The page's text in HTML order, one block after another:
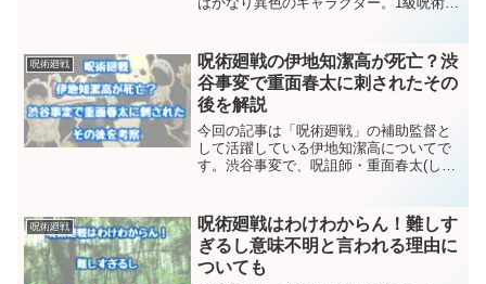
冥冥の術式や強さを解説します。また135
話「渋谷事変52」...
呪術廻戦
呪術廻戦の伊地知潔高が死亡？渋
谷事変で重面春太に刺されたその
後を解説
今回の記事は「呪術廻戦」の補助監督と
して活躍している伊地知潔高についてで
す。渋谷事変で、呪詛師・重面春太(しげ
ょうか？呪詛師の重面春太に刺されたそ
の後を解説します。呪術...
呪術廻戦
呪術廻戦はわけわからん！難しす
ぎるし意味不明と言われる理由に
ついても